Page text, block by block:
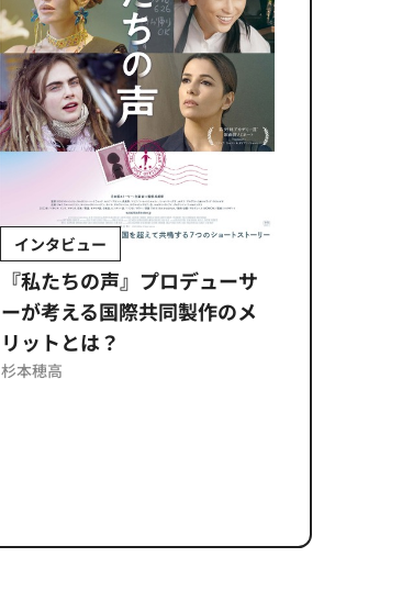
インタビュー
『私たちの声』プロデューサ
ーが考える国際共同製作のメ
リットとは？
杉本穂高